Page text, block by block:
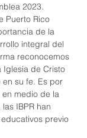
2023.
Puerto Rico
de la
integral del
reconocemos
Iglesia de Cristo
su fe. Es por
medio de la
IBPR han
previo